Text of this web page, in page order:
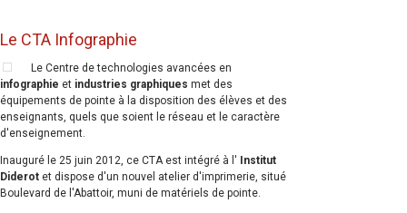
Le CTA Infographie
Le Centre de technologies avancées en
infographie et industries graphiques met des
équipements de pointe à la disposition des élèves et des
enseignants, quels que soient le réseau et le caractère
d'enseignement.
Inauguré le 25 juin 2012, ce CTA est intégré à l'
Institut
Diderot et dispose d'un nouvel atelier d'imprimerie, situé
Boulevard de l'Abattoir, muni de matériels de pointe.